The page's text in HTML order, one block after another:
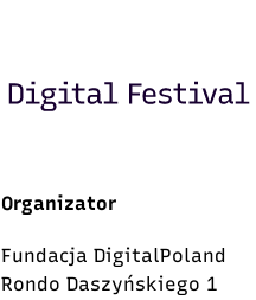
Organizator
Fundacja DigitalPoland
Rondo Daszyńskiego 1